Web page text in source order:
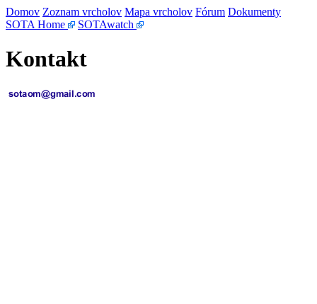
Domov Zoznam vrcholov Mapa vrcholov Fórum Dokumenty
SOTA Home
SOTAwatch
Kontakt